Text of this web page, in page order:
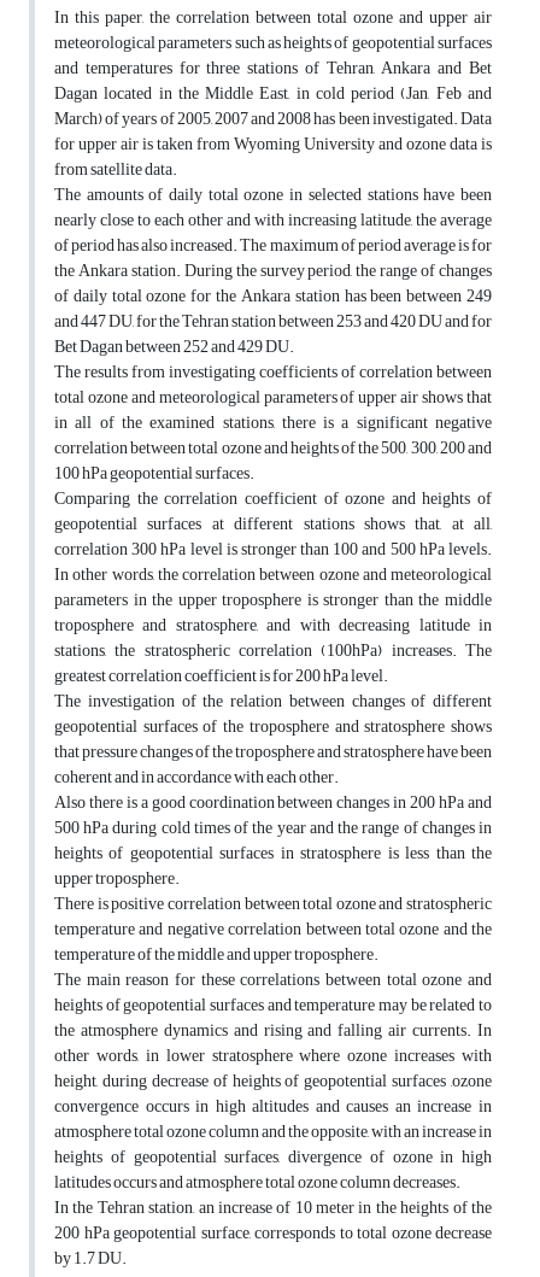
In this paper, the correlation between total ozone and upper air
meteorological parameters such as heights of geopotential surfaces
and temperatures for three stations of Tehran, Ankara and Bet
Dagan located in the Middle East, in cold period (Jan, Feb and
March) of years of 2005, 2007 and 2008 has been investigated. Data
for upper air is taken from Wyoming University and ozone data is
from satellite data.
The amounts of daily total ozone in selected stations have been
nearly close to each other and with increasing latitude, the average
of period has also increased. The maximum of period average is for
the Ankara station. During the survey period, the range of changes
of daily total ozone for the Ankara station has been between 249
and 447 DU, for the Tehran station between 253 and 420 DU and for
Bet Dagan between 252 and 429 DU.
The results from investigating coefficients of correlation between
total ozone and meteorological parameters of upper air shows that
in all of the examined stations, there is a significant negative
correlation between total ozone and heights of the 500, 300, 200 and
100 hPa geopotential surfaces.
Comparing the correlation coefficient of ozone and heights of
geopotential surfaces at different stations shows that, at all,
correlation 300 hPa level is stronger than 100 and 500 hPa levels.
In other words, the correlation between ozone and meteorological
parameters in the upper troposphere is stronger than the middle
troposphere and stratosphere, and with decreasing latitude in
stations, the stratospheric correlation (100hPa) increases. The
greatest correlation coefficient is for 200 hPa level.
The investigation of the relation between changes of different
geopotential surfaces of the troposphere and stratosphere shows
that pressure changes of the troposphere and stratosphere have been
coherent and in accordance with each other.
Also there is a good coordination between changes in 200 hPa and
500 hPa during cold times of the year and the range of changes in
heights of geopotential surfaces in stratosphere is less than the
upper troposphere.
There is positive correlation between total ozone and stratospheric
temperature and negative correlation between total ozone and the
temperature of the middle and upper troposphere.
The main reason for these correlations between total ozone and
heights of geopotential surfaces and temperature may be related to
the atmosphere dynamics and rising and falling air currents. In
other words, in lower stratosphere where ozone increases with
height, during decrease of heights of geopotential surfaces ,ozone
convergence occurs in high altitudes and causes an increase in
atmosphere total ozone column and the opposite, with an increase in
heights of geopotential surfaces, divergence of ozone in high
latitudes occurs and atmosphere total ozone column decreases.
In the Tehran station, an increase of 10 meter in the heights of the
200 hPa geopotential surface, corresponds to total ozone decrease
by 1.7 DU.